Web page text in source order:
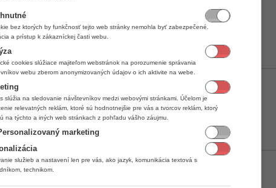
Certifikácie
bez ktorých by funkčnosť tejto web stránky nemohla byť zabezpečené.
a prístup k zákazníckej časti webu.
cookies slúžiace majiteľom webstránok na porozumenie správania
webu zberom anonymizovaných údajov o ich aktivite na webe.
slúžia na sledovanie návštevníkov medzi webovými stránkami. Účelom je
relevatných reklám, ktoré sú hodnotnejšie pre vás a tvorcov reklám, ktorý
na týchto a iných web stránkach z pohľadu vášho záujmu.
marketing
služieb a nastavení len pre vás, ako jazyk, komunikácia textová s
technikom.